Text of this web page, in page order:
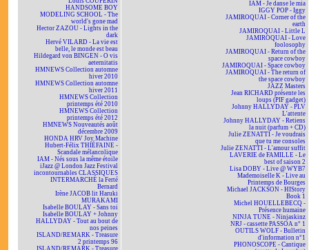
HANDSOME BOY
MODELING SCHOOL - The
world's gone mad
Hector ZAZOU - Lights in the
dark
Hervé VILARD - La vie est
belle, le monde est beau
Hildegard von BINGEN - O vis
aeternitatis
HMNEWS Collection automne
hiver 2010
HMNEWS Collection automne
hiver 2011
HMNEWS Collection
printemps été 2010
HMNEWS Collection
printemps été 2012
HMNEWS Nouveautés août
décembre 2009
HONDA HRV Joy Machine
Hubert-Félix THIÉFAINE -
Scandale mélancolique
IAM - Nés sous la même étoile
iJazz @ London Jazz Festival
incontournables CLASSIQUES
INTERMARCHÉ la Ferté
Bernard
Irène JACOB lit Haruki
MURAKAMI
Isabelle BOULAY - Sans toi
Isabelle BOULAY + Johnny
HALLYDAY - Tout au bout de
nos peines
ISLAND/REMARK - Treasure
2 printemps 96
ISLAND/REMARK - Treasure
IAM - Je danse le mia
IGGY POP - Iggy
JAMIROQUAI - Corner of the
earth
JAMIROQUAI - Little L
JAMIROQUAI - Love
foolosophy
JAMIROQUAI - Return of the
space cowboy
JAMIROQUAI - Space cowboy
JAMIROQUAI - The return of
the space cowboy
JAZZ Masters
Jean RICHARD présente les
loups (PIF gadget)
Johnny HALLYDAY - PLV
L'attente
Johnny HALLYDAY - Retiens
la nuit (parfum + CD)
Julie ZENATTI - Je voudrais
que tu me consoles
Julie ZENATTI - L'amour suffit
LAVERIE de FAMILLE - Le
best of saison 2
Lisa DOBY - Live @ WYB7
Mademoiselle K - Live au
Printemps de Bourges
Michael JACKSON - HIStory
Book 1
Michel HOUELLEBECQ -
Présence humaine
NINJA TUNE - Ninjaskinz
NRJ - cassette PASSOA n° 1
OUTILS WOLF - Bulletin
d'information n°1
PHONOSCOPE - Cantique